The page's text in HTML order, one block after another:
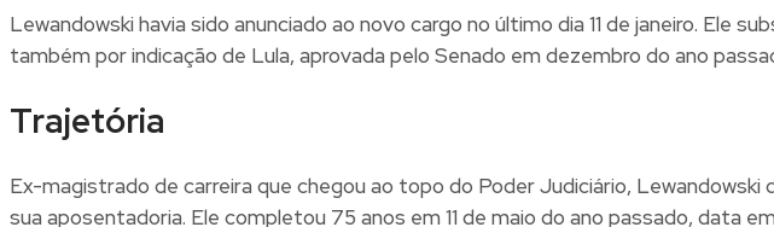
Lewandowski havia sido anunciado ao novo cargo no último dia 11 de janeiro. Ele
também por indicação de Lula, aprovada pelo Senado em dezembro do ano
Trajetória
Ex-magistrado de carreira que chegou ao topo do Poder Judiciário,
sua aposentadoria. Ele completou 75 anos em 11 de maio do ano passado, data